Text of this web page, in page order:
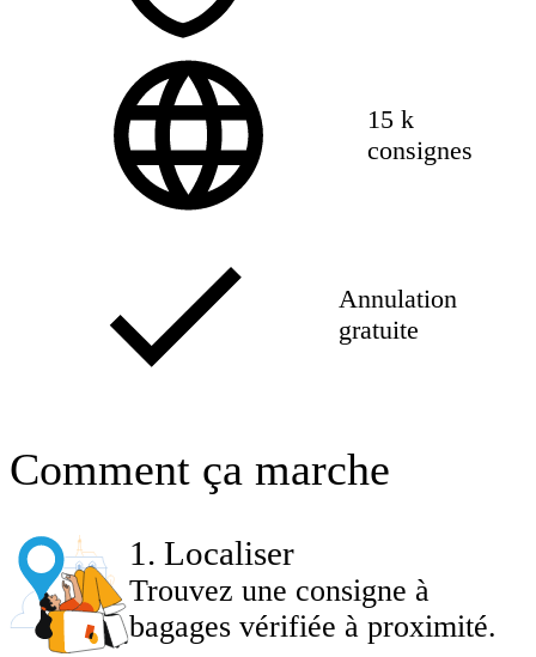
15 k
consignes
Annulation
gratuite
Comment ça marche
1 . Localiser
Trouvez une consigne à
bagages vérifiée à proximité.